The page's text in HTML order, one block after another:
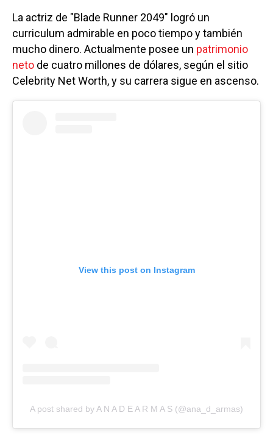
La actriz de "Blade Runner 2049" logró un
curriculum admirable en poco tiempo y también
mucho dinero. Actualmente posee un patrimonio
neto de cuatro millones de dólares, según el sitio
Celebrity Net Worth, y su carrera sigue en ascenso.
View this post on Instagram
A post shared by A N A D E A R M A S (@ana_d_armas)